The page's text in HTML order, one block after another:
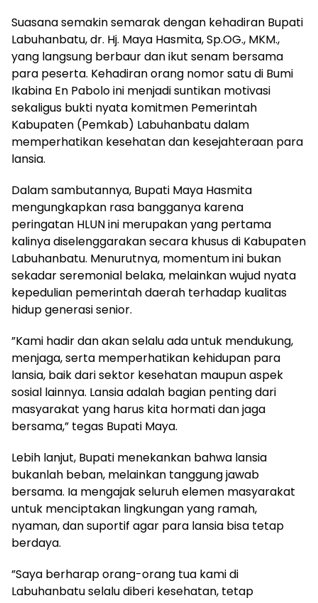
​Suasana semakin semarak dengan kehadiran Bupati
Labuhanbatu, dr. Hj. Maya Hasmita, Sp.OG., MKM.,
yang langsung berbaur dan ikut senam bersama
para peserta. Kehadiran orang nomor satu di Bumi
Ikabina En Pabolo ini menjadi suntikan motivasi
sekaligus bukti nyata komitmen Pemerintah
Kabupaten (Pemkab) Labuhanbatu dalam
memperhatikan kesehatan dan kesejahteraan para
lansia.
​Dalam sambutannya, Bupati Maya Hasmita
mengungkapkan rasa bangganya karena
peringatan HLUN ini merupakan yang pertama
kalinya diselenggarakan secara khusus di Kabupaten
Labuhanbatu. Menurutnya, momentum ini bukan
sekadar seremonial belaka, melainkan wujud nyata
kepedulian pemerintah daerah terhadap kualitas
hidup generasi senior.
​”Kami hadir dan akan selalu ada untuk mendukung,
menjaga, serta memperhatikan kehidupan para
lansia, baik dari sektor kesehatan maupun aspek
sosial lainnya. Lansia adalah bagian penting dari
masyarakat yang harus kita hormati dan jaga
bersama,” tegas Bupati Maya.
​Lebih lanjut, Bupati menekankan bahwa lansia
bukanlah beban, melainkan tanggung jawab
bersama. Ia mengajak seluruh elemen masyarakat
untuk menciptakan lingkungan yang ramah,
nyaman, dan suportif agar para lansia bisa tetap
berdaya.
​”Saya berharap orang-orang tua kami di
Labuhanbatu selalu diberi kesehatan, tetap